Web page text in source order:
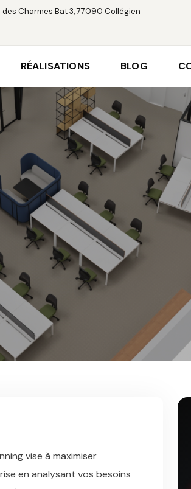
des Charmes Bat 3, 77090 Collégien
RÉALISATIONS BLOG
vise à maximiser
en analysant vos besoins